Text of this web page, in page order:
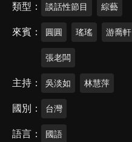
類型 談話性節目 綜藝
來賓 圓圓 瑤瑤 游喬軒
張老闆
主持 吳淡如 林慧萍
國別 台灣
語言 國語